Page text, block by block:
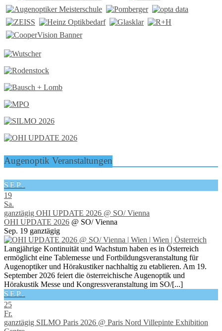
Augenoptik Veranstaltungen
SEP.
19
Sa.
ganztägig OHI UPDATE 2026 @ SO/ Vienna
OHI UPDATE 2026 @ SO/ Vienna
Sep. 19 ganztägig
Langjährige Kontinuität und Wachstum haben es in Österreich
ermöglicht eine Tablemesse und Fortbildungsveranstaltung für
Augenoptiker und Hörakustiker nachhaltig zu etablieren. Am 19.
September 2026 feiert die österreichische Augenoptik und
Hörakustik Messe und Kongressveranstaltung im SO/[...]
SEP.
25
Fr.
ganztägig SILMO Paris 2026 @ Paris Nord Villepinte Exhibition